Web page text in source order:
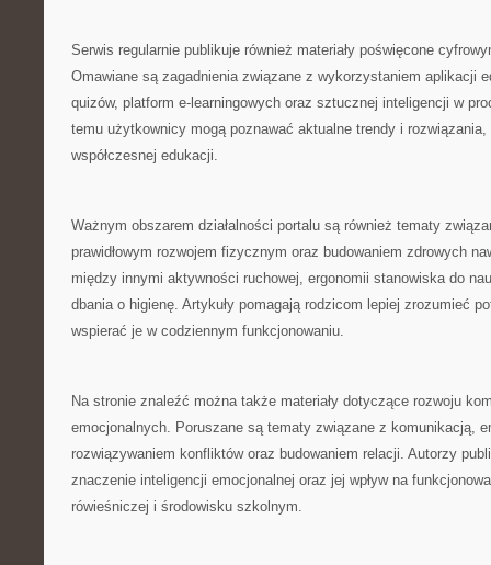
Serwis regularnie publikuje również materiały poświęcone
Omawiane są zagadnienia związane z wykorzystaniem aplikacji
quizów, platform e-learningowych oraz sztucznej inteligencji w
temu użytkownicy mogą poznawać aktualne trendy i rozwiązania,
współczesnej edukacji.
Ważnym obszarem działalności portalu są również tematy
prawidłowym rozwojem fizycznym oraz budowaniem zdrowych
między innymi aktywności ruchowej, ergonomii stanowiska do
dbania o higienę. Artykuły pomagają rodzicom lepiej zrozumieć
wspierać je w codziennym funkcjonowaniu.
Na stronie znaleźć można także materiały dotyczące rozwoju
emocjonalnych. Poruszane są tematy związane z komunikacją,
rozwiązywaniem konfliktów oraz budowaniem relacji. Autorzy
znaczenie inteligencji emocjonalnej oraz jej wpływ na
rówieśniczej i środowisku szkolnym.